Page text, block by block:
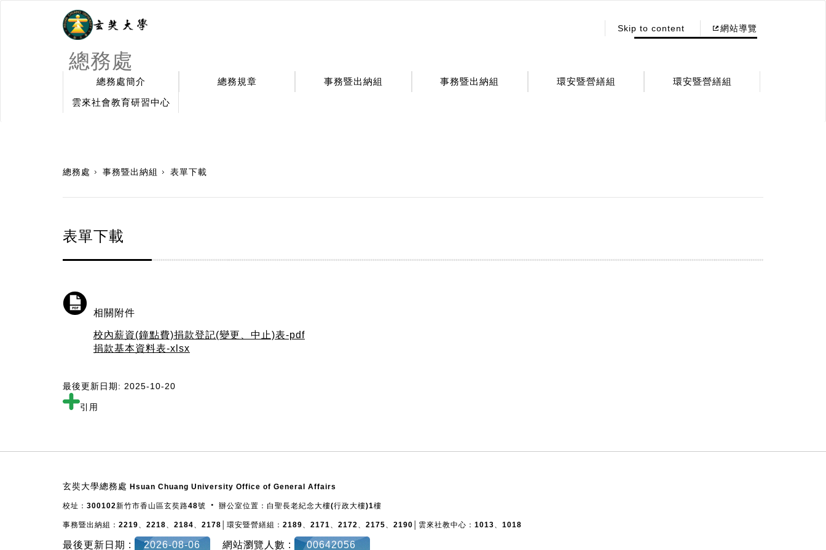
總務處
Skip to content 網站導覽
總務處簡介 總務規章 事務暨出納組 事務暨出納組 環安暨營繕組
環安暨營繕組
雲來社會教育研習中心
總務處 事務暨出納組 表單下載
表單下載
相關附件
校內薪資(鐘點費)捐款登記(變更、中止)表-pdf
捐款基本資料表-xlsx
最後更新日期: 2025-10-20
引用
玄奘大學總務處 Hsuan Chuang University Office of General Affairs
校址：300102新竹市香山區玄奘路48號 ‧ 辦公室位置：白聖長老紀念大樓(行政大樓)1樓
事務暨出納組：2219、2218、2184、2178│環安暨營繕組：2189、2171、2172、2175、2190│雲來社教中心：1013、1018
最後更新日期 : 2026-08-06 網站瀏覽人數 : 00642056